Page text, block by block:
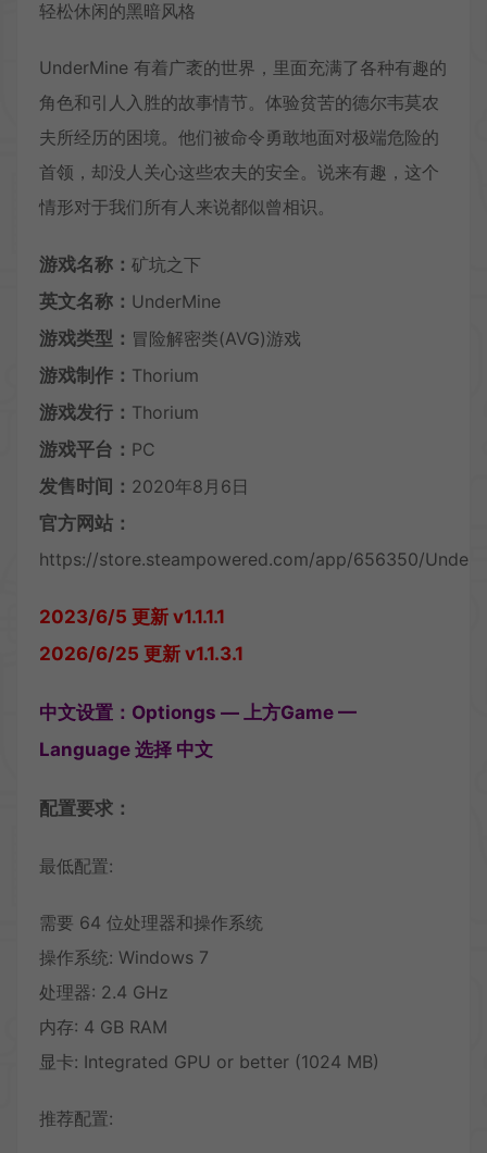
轻松休闲的黑暗风格
UnderMine 有着广袤的世界，里面充满了各种有趣的
角色和引人入胜的故事情节。体验贫苦的德尔韦莫农
夫所经历的困境。他们被命令勇敢地面对极端危险的
首领，却没人关心这些农夫的安全。说来有趣，这个
情形对于我们所有人来说都似曾相识。
游戏名称： 矿坑之下
英文名称： UnderMine
游戏类型： 冒险解密类(AVG)游戏
游戏制作： Thorium
游戏发行： Thorium
游戏平台： PC
发售时间： 2020年8月6日
官方网站：
https://store.steampowered.com/app/656350/
2023/6/5 更新 v1.1.1.1
2026/6/25 更新 v1.1.3.1
中文设置：Optiongs — 上方Game —
Language 选择 中文
配置要求：
最低配置:
需要 64 位处理器和操作系统
操作系统: Windows 7
处理器: 2.4 GHz
内存: 4 GB RAM
显卡: Integrated GPU or better (1024 MB)
推荐配置: